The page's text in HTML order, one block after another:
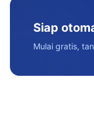
Siap
Mulai gratis,